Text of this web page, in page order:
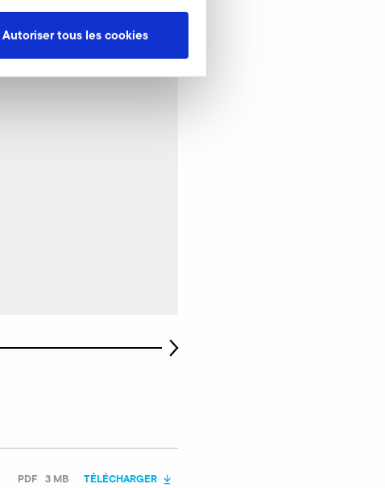
Autoriser tous les cookies
PDF 3 MB TÉLÉCHARGER